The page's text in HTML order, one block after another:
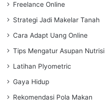
Freelance Online
Strategi Jadi Makelar Tanah
Cara Adapt Uang Online
Tips Mengatur Asupan Nutrisi
Latihan Plyometric
Gaya Hidup
Rekomendasi Pola Makan